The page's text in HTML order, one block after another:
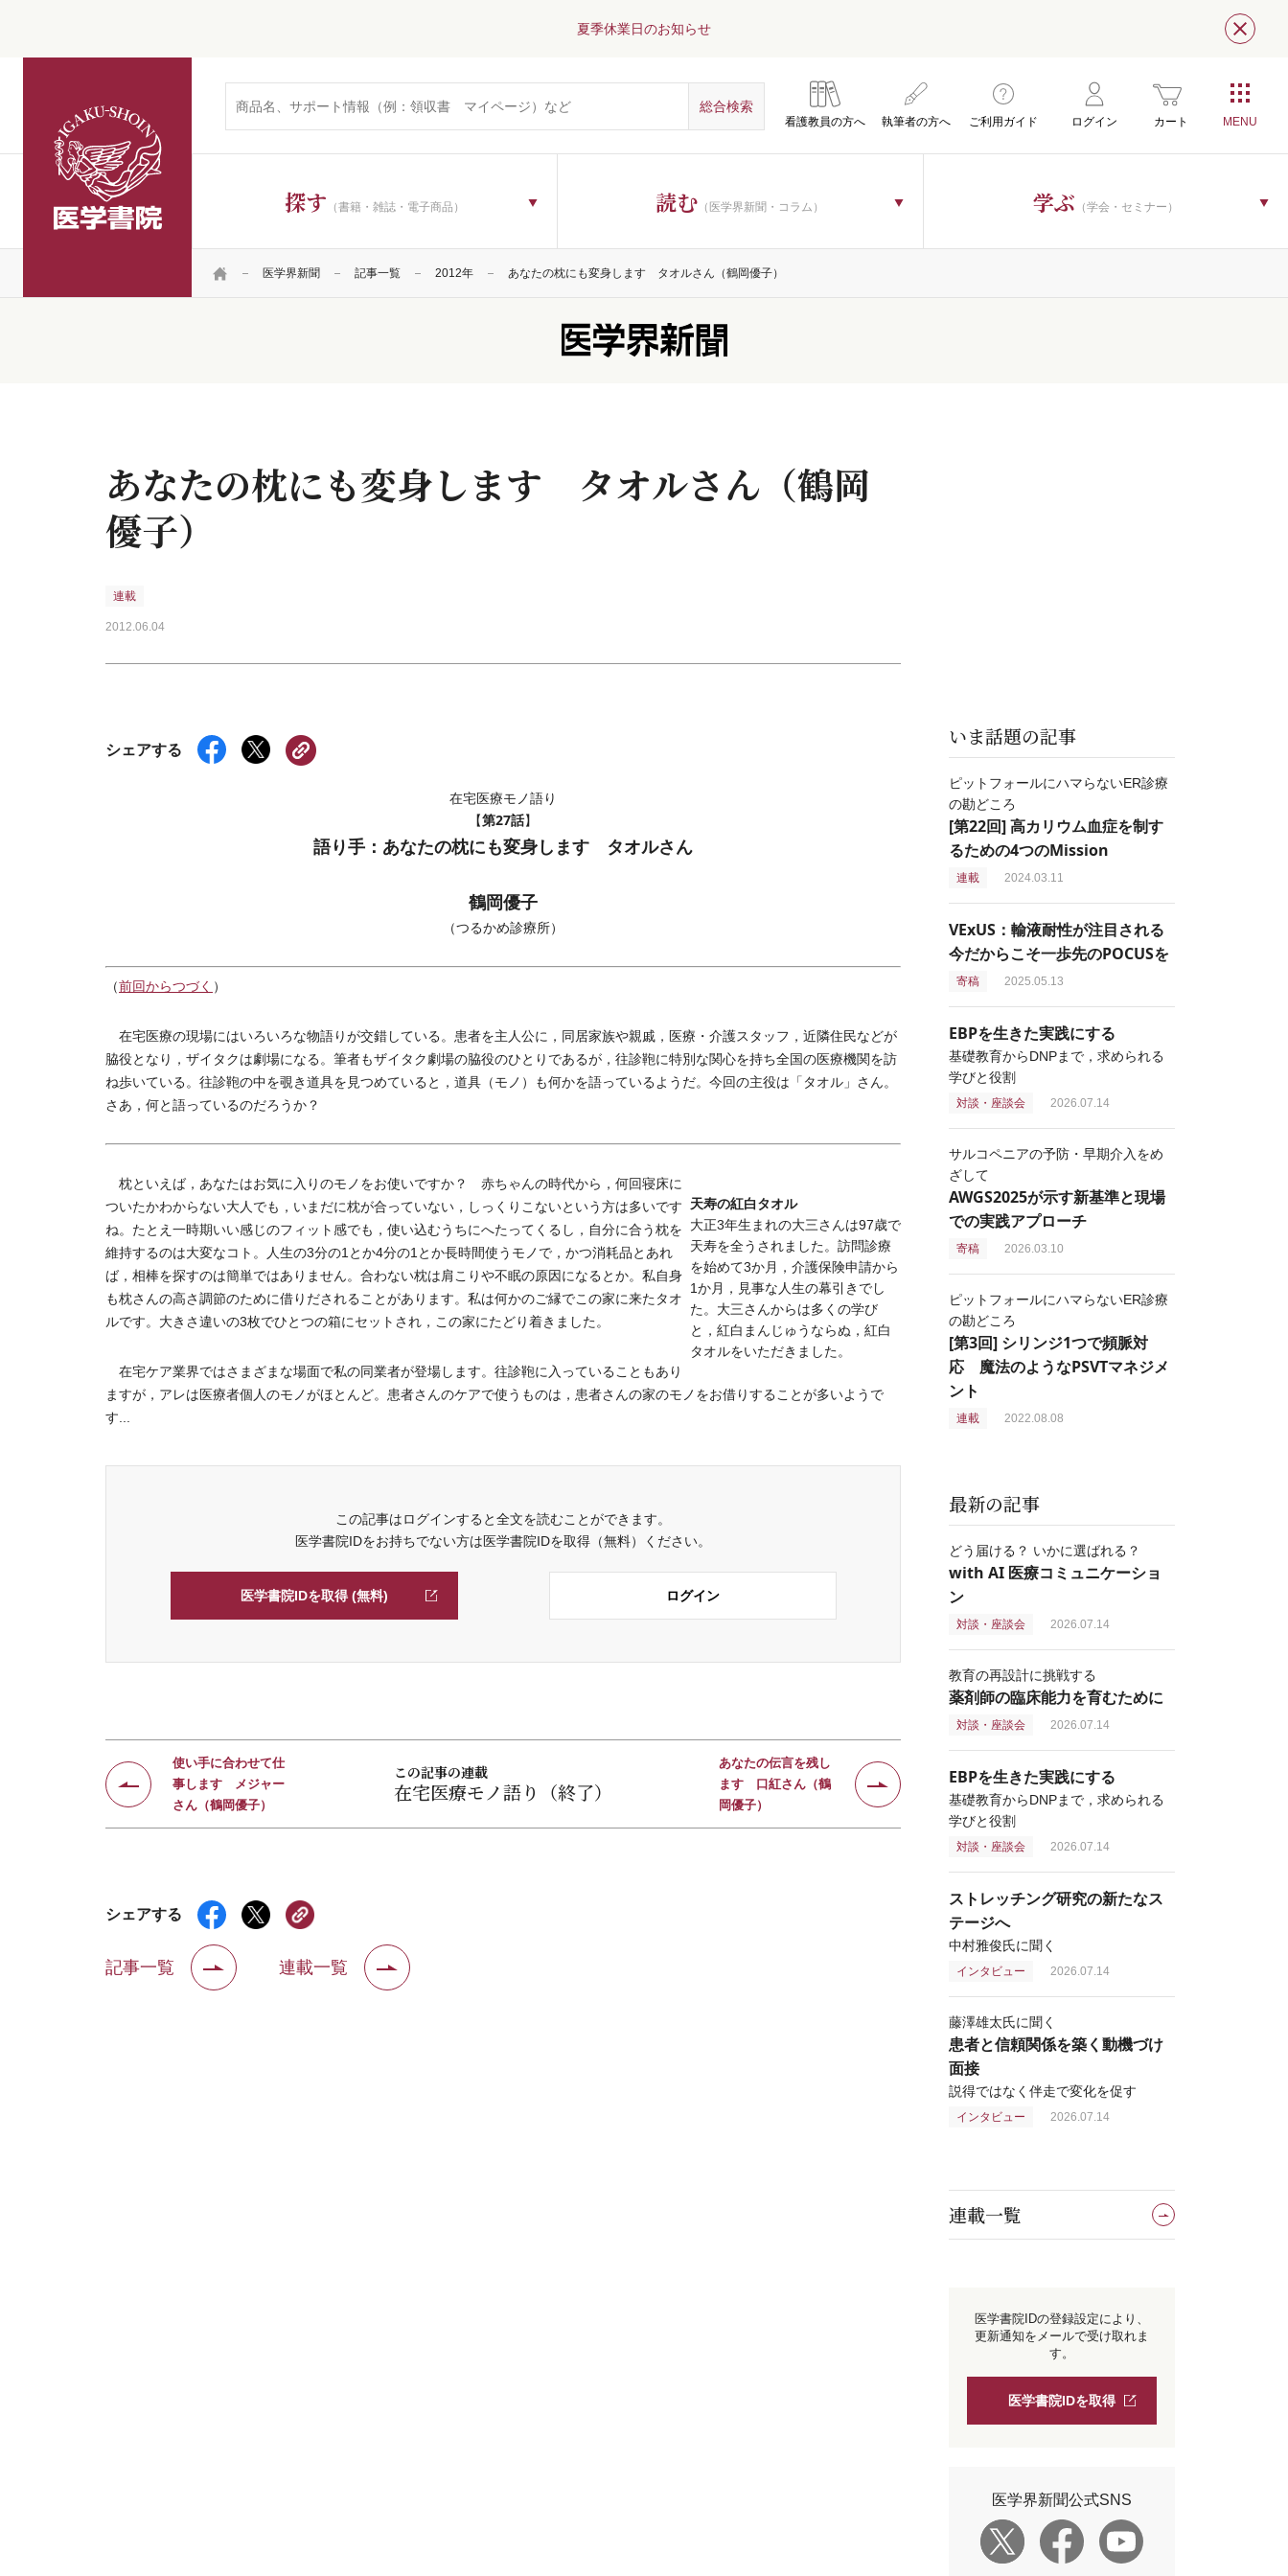
夏季休業日のお知らせ 閉じ
看護教員の方へ 執筆者の方へ ご利用ガイド ログイン カート
探す （書籍・雑誌・電子商品） 読む （医学界新聞・コラム） 学ぶ （学会・セミナー）
HOME 医学界新聞 記事一覧 2012年 あなたの枕にも変身します タオルさん（鶴岡優子）
あなたの枕にも変身します タオルさん（鶴岡
優子）
連載
2012.06.04
シェアする
在宅医療モノ語り
【第27話】
語り手：あなたの枕にも変身します タオルさん
鶴岡優子
（つるかめ診療所）
（前回からつづく ）
在宅医療の現場にはいろいろな物語りが交錯している。患者を主人公に，同居家族や親戚，医療・介護スタッフ，近隣住民などが
脇役となり，ザイタクは劇場になる。筆者もザイタク劇場の脇役のひとりであるが，往診鞄に特別な関心を持ち全国の医療機関を訪
ね歩いている。往診鞄の中を覗き道具を見つめていると，道具（モノ）も何かを語っているようだ。今回の主役は「タオル」さん。
さあ，何と語っているのだろうか？
天寿の紅白タオル
大正3年生まれの大三さんは97歳で
天寿を全うされました。訪問診療
を始めて3か月，介護保険申請から
1か月，見事な人生の幕引きでし
た。大三さんからは多くの学び
と，紅白まんじゅうならぬ，紅白
タオルをいただきました。
枕といえば，あなたはお気に入りのモノをお使いですか？ 赤ちゃんの時代から，何回寝床に
ついたかわからない大人でも，いまだに枕が合っていない，しっくりこないという方は多いです
ね。たとえ一時期いい感じのフィット感でも，使い込むうちにへたってくるし，自分に合う枕を
維持するのは大変なコト。人生の3分の1とか4分の1とか長時間使うモノで，かつ消耗品とあれ
ば，相棒を探すのは簡単ではありません。合わない枕は肩こりや不眠の原因になるとか。私自身
も枕さんの高さ調節のために借りだされることがあります。私は何かのご縁でこの家に来たタオ
ルです。大きさ違いの3枚でひとつの箱にセットされ，この家にたどり着きました。
在宅ケア業界ではさまざまな場面で私の同業者が登場します。往診鞄に入っていることもあり
ますが，アレは医療者個人のモノがほとんど。患者さんのケアで使うものは，患者さんの家のモノをお借りすることが多いようで
す...
この記事はログインすると全文を読むことができます。
医学書院IDをお持ちでない方は医学書院IDを取得（無料）ください。
医学書院IDを取得 (無料) ログイン
この記事の連載
在宅医療モノ語り（終了）
使い手に合わせて仕
事します メジャー
さん（鶴岡優子）
あなたの伝言を残し
ます 口紅さん（鶴
岡優子）
シェアする
記事一覧 連載一覧
いま話題の記事
ピットフォールにハマらないER診療
の勘どころ
[第22回] 高カリウム血症を制す
るための4つのMission
連載 2024.03.11
VExUS：輸液耐性が注目される
今だからこそ一歩先のPOCUSを
寄稿 2025.05.13
EBPを生きた実践にする
基礎教育からDNPまで，求められる
学びと役割
対談・座談会 2026.07.14
サルコペニアの予防・早期介入をめ
ざして
AWGS2025が示す新基準と現場
での実践アプローチ
寄稿 2026.03.10
ピットフォールにハマらないER診療
の勘どころ
[第3回] シリンジ1つで頻脈対
応 魔法のようなPSVTマネジメ
ント
連載 2022.08.08
最新の記事
どう届ける？ いかに選ばれる？
with AI 医療コミュニケーショ
ン
対談・座談会 2026.07.14
教育の再設計に挑戦する
薬剤師の臨床能力を育むために
対談・座談会 2026.07.14
EBPを生きた実践にする
基礎教育からDNPまで，求められる
学びと役割
対談・座談会 2026.07.14
ストレッチング研究の新たなス
テージへ
中村雅俊氏に聞く
インタビュー 2026.07.14
藤澤雄太氏に聞く
患者と信頼関係を築く動機づけ
面接
説得ではなく伴走で変化を促す
インタビュー 2026.07.14
連載一覧
医学書院IDの登録設定により、
更新通知をメールで受け取れま
す。
医学書院IDを取得
医学界新聞公式SNS